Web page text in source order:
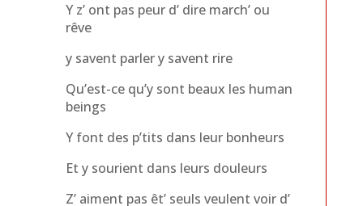
Y z’ ont pas peur d’ dire march’ ou
rêve
y savent parler y savent rire
Qu’est-ce qu’y sont beaux les human
beings
Y font des p’tits dans leur bonheurs
Et y sourient dans leurs douleurs
Z’ aiment pas êt’ seuls veulent voir d’